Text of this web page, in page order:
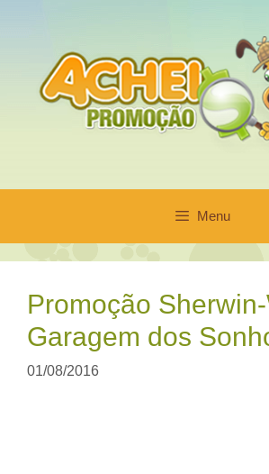
conteúdo
Menu
Promoção
Garagem dos
01/08/2016